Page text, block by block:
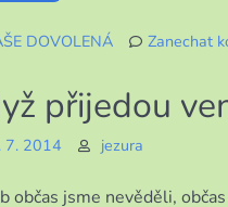
DOVOLENÁ
Zanechat
přijedou
7. 2014 jezura
občas jsme nevěděli,